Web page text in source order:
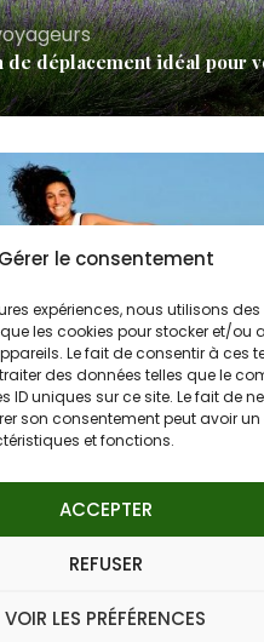
Gérer le consentement
expériences, nous utilisons des
les cookies pour stocker et/ou
Le fait de consentir à ces
des données telles que le
ID uniques sur ce site. Le fait de
son consentement peut avoir
et fonctions.
ACCEPTER
REFUSER
VOIR LES PRÉFÉRENCES
de déplacement idéal pour
: nos conseils pour cet
casimages.it-Mentions légales